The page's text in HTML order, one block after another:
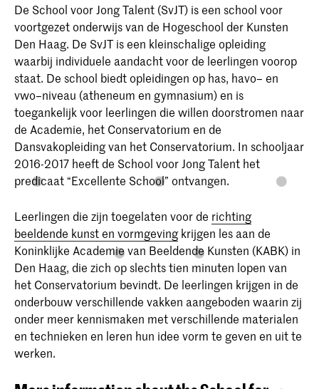
De School voor Jong Talent (SvJT) is een school voor
voortgezet onderwijs van de Hogeschool der Kunsten
Den Haag. De SvJT is een kleinschalige opleiding
waarbij individuele aandacht voor de leerlingen voorop
staat. De school biedt opleidingen op has, havo– en
vwo–niveau (atheneum en gymnasium) en is
toegankelijk voor leerlingen die willen doorstromen naar
de Academie, het Conservatorium en de
Dansvakopleiding van het Conservatorium. In schooljaar
2016-2017 heeft de School voor Jong Talent het
predicaat “Excellente School” ontvangen.
Leerlingen die zijn toegelaten voor de richting
beeldende kunst en vormgevingkrijgen les aan de
Koninklijke Academie van Beeldende Kunsten (KABK) in
Den Haag, die zich op slechts tien minuten lopen van
het Conservatorium bevindt. De leerlingen krijgen in de
onderbouw verschillende vakken aangeboden waarin zij
onder meer kennismaken met verschillende materialen
en technieken en leren hun idee vorm te geven en uit te
werken.